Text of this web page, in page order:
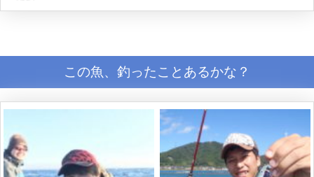
この魚、釣ったことあるかな？